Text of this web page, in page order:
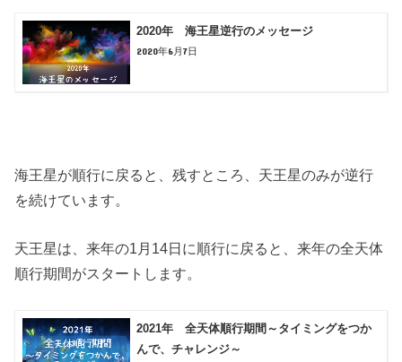
2020年 海王星逆行のメッセージ
2020年6月7日
海王星が順行に戻ると、残すところ、天王星のみが逆行
を続けています。
天王星は、来年の1月14日に順行に戻ると、来年の全天体
順行期間がスタートします。
2021年 全天体順行期間～タイミングをつか
んで、チャレンジ～